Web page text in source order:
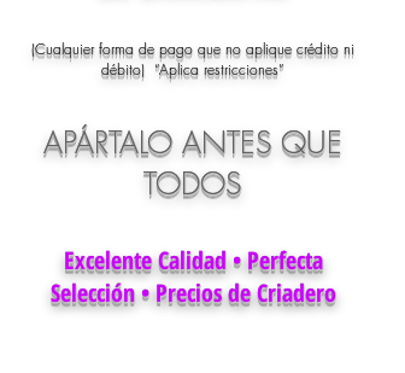
(Cualquier forma de pago que no aplique crédito ni
débito) “Aplica restricciones”
APÁRTALO ANTES QUE
TODOS
Excelente Calidad • Perfecta
Selección • Precios de Criadero